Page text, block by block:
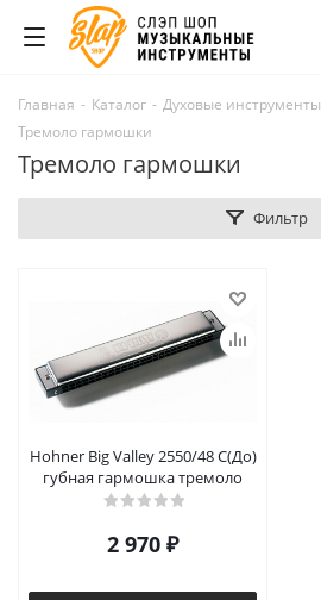
Главная - Каталог - Духовые инструменты
Тремоло гармошки
Тремоло гармошки
Фильтр
Hohner Big Valley 2550/48 C(До)
губная гармошка тремоло
2 970 ₽